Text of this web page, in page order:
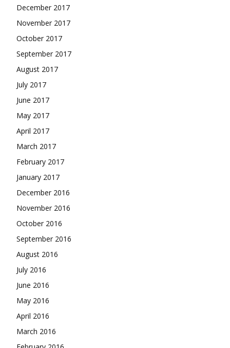
December 2017
November 2017
October 2017
September 2017
August 2017
July 2017
June 2017
May 2017
April 2017
March 2017
February 2017
January 2017
December 2016
November 2016
October 2016
September 2016
August 2016
July 2016
June 2016
May 2016
April 2016
March 2016